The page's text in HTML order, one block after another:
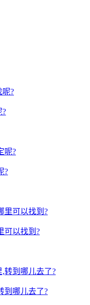
?
?
可以找到?
到哪儿去了?